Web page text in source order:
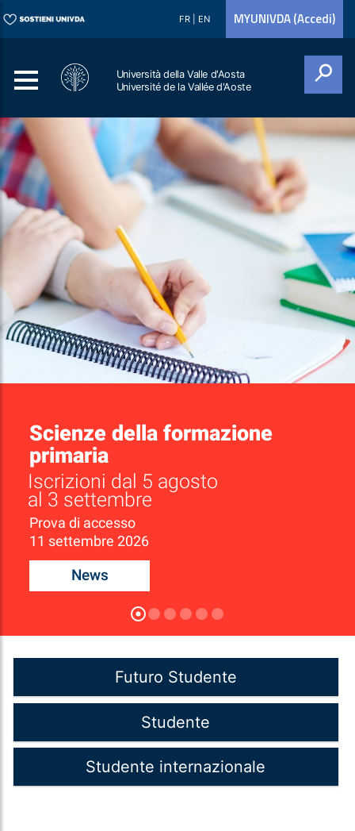
FR EN MYUNIVDA (Accedi)
Università della Valle d'Aosta
Université de la Vallée d'Aoste
Scienze della formazione
primaria
News
Iscrizioni dal 5 agosto
al 3 settembre
Prova di accesso
11 settembre 2026
Futuro Studente
Studente
Studente internazionale